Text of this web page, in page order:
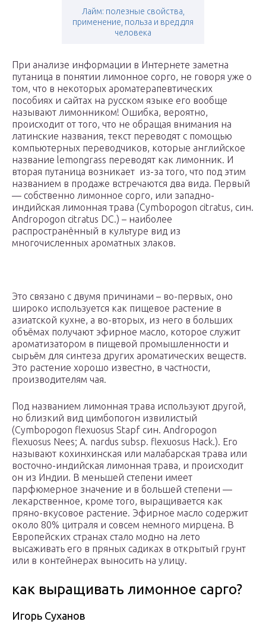
Лайм: полезные свойства,
применение, польза и вред для
человека
При анализе информации в Интернете заметна
путаница в понятии лимонное сорго, не говоря уже о
том, что в некоторых ароматерапевтических
пособиях и сайтах на русском языке его вообще
называют лимонником! Ошибка, вероятно,
происходит от того, что не обращая внимания на
латинские названия, текст переводят с помощью
компьютерных переводчиков, которые английское
название lemongrass переводят как лимонник. И
вторая путаница возникает из-за того, что под этим
названием в продаже встречаются два вида. Первый
— собственно лимонное сорго, или западно-
индийская лимонная трава (Cymbopogon citratus, син.
Andropogon citratus DC.) – наиболее
распространённый в культуре вид из
многочисленных ароматных злаков.
Это связано с двумя причинами – во-первых, оно
широко используется как пищевое растение в
азиатской кухне, а во-вторых, из него в больших
объёмах получают эфирное масло, которое служит
ароматизатором в пищевой промышленности и
сырьём для синтеза других ароматических веществ.
Это растение хорошо известно, в частности,
производителям чая.
Под названием лимонная трава используют другой,
но близкий вид цимбопогон извилистый
(Cymbopogon flexuosus Stapf син. Andropogon
flexuosus Nees; A. nardus subsp. flexuosus Hack.). Его
называют кохинхинская или малабарская трава или
восточно-индийская лимонная трава, и происходит
он из Индии. В меньшей степени имеет
парфюмерное значение и в большей степени —
лекарственное, кроме того, выращивается как
пряно-вкусовое растение. Эфирное масло содержит
около 80% цитраля и совсем немного мирцена. В
Европейских странах стало модно на лето
высаживать его в пряных садиках в открытый грунт
или в контейнерах выносить на улицу.
как выращивать лимонное сарго?
Игорь Суханов